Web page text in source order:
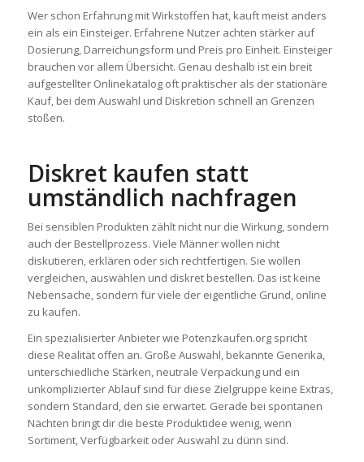
Wer schon Erfahrung mit Wirkstoffen hat, kauft meist anders
ein als ein Einsteiger. Erfahrene Nutzer achten stärker auf
Dosierung, Darreichungsform und Preis pro Einheit. Einsteiger
brauchen vor allem Übersicht. Genau deshalb ist ein breit
aufgestellter Onlinekatalog oft praktischer als der stationäre
Kauf, bei dem Auswahl und Diskretion schnell an Grenzen
stoßen.
Diskret kaufen statt
umständlich nachfragen
Bei sensiblen Produkten zählt nicht nur die Wirkung, sondern
auch der Bestellprozess. Viele Männer wollen nicht
diskutieren, erklären oder sich rechtfertigen. Sie wollen
vergleichen, auswählen und diskret bestellen. Das ist keine
Nebensache, sondern für viele der eigentliche Grund, online
zu kaufen.
Ein spezialisierter Anbieter wie Potenzkaufen.org spricht
diese Realität offen an. Große Auswahl, bekannte Generika,
unterschiedliche Stärken, neutrale Verpackung und ein
unkomplizierter Ablauf sind für diese Zielgruppe keine Extras,
sondern Standard, den sie erwartet. Gerade bei spontanen
Nächten bringt dir die beste Produktidee wenig, wenn
Sortiment, Verfügbarkeit oder Auswahl zu dünn sind.